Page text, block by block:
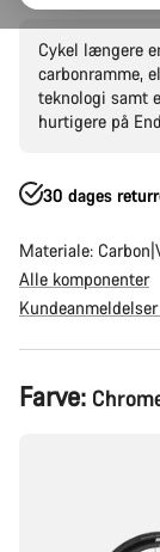
Cykel længere
carbonramme,
teknologi samt
hurtigere på
30 dages
Materiale: Carbon
Alle komponenter
Farve: